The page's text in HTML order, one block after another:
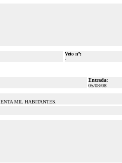
Veto nº:
-
Entrada:
05/03/08
MIL HABITANTES.